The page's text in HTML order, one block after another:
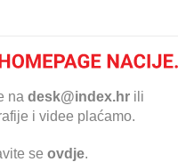
na desk@index.hr ili
i videe plaćamo.
se ovdje.